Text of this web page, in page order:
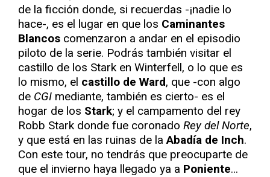
de la ficción donde, si recuerdas -¡nadie lo
hace-, es el lugar en que los Caminantes
Blancos comenzaron a andar en el episodio
piloto de la serie. Podrás también visitar el
castillo de los Stark en Winterfell, o lo que es
lo mismo, el castillo de Ward, que -con algo
de CGI mediante, también es cierto- es el
hogar de los Stark; y el campamento del rey
Robb Stark donde fue coronado Rey del Norte,
y que está en las ruinas de laAbadía de Inch.
Con este tour, no tendrás que preocuparte de
que el invierno haya llegado ya a Poniente…